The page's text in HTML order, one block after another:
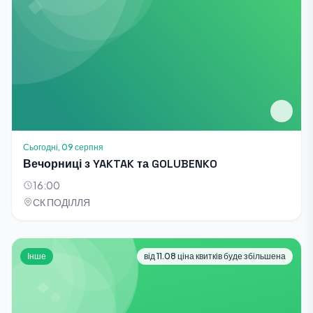
Сьогодні, 09 серпня
Вечорниці з YAKTAK та GOLUBENKO
16:00
СК ПОДІЛЛЯ
Інше від 11.08 ціна квитків буде збільшена